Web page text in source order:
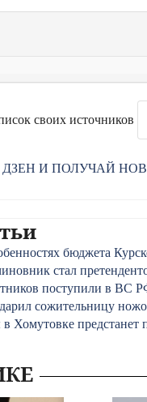
своих источников
И ПОЛУЧАЙ
бюджета
стал
поступили в ВС
сожительницу
Хомутовке предстанет